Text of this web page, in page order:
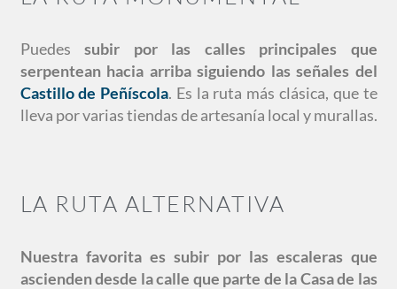
Puedes subir por las calles principales que
serpentean hacia arriba siguiendo las señales del
Castillo de Peñíscola. Es la ruta más clásica, que te
lleva por varias tiendas de artesanía local y murallas.
LA RUTA ALTERNATIVA
Nuestra favorita es subir por las escaleras que
ascienden desde la calle que parte de la Casa de las